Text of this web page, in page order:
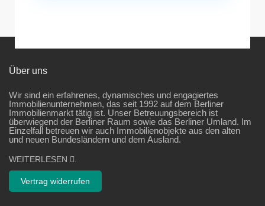
Über uns
Wir sind ein erfahrenes, dynamisches und engagiertes
Immobilienunternehmen, das seit 1992 auf dem Berliner
Immobilienmarkt tätig ist. Unser Betreuungsbereich ist
überwiegend der Berliner Raum sowie das Berliner Umland. Im
Einzelfall betreuen wir auch Immobilienobjekte aus den alten
und neuen Bundesländern und dem Ausland.
WEITERLESEN
Vertrag widerrufen